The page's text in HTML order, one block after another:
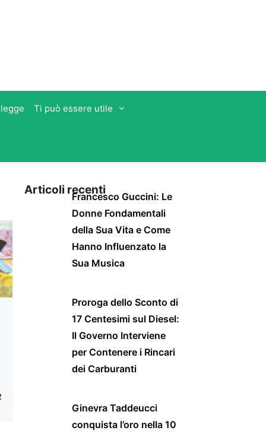
Ti può essere utile
Articoli recentiFrancesco Guccini: Le
Donne Fondamentali
della Sua Vita e Come
Hanno Influenzato la
Sua Musica
Proroga dello Sconto di
17 Centesimi sul Diesel:
Il Governo Interviene
per Contenere i Rincari
dei Carburanti
Ginevra Taddeucci
conquista l’oro nella 10